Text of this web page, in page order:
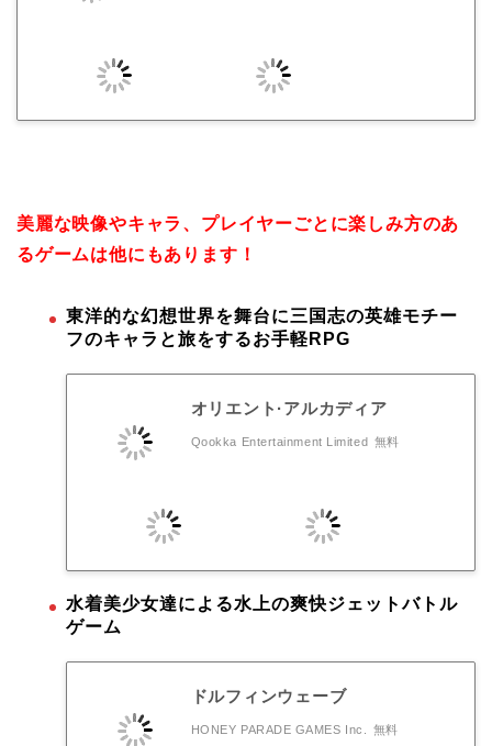
美麗な映像やキャラ、プレイヤーごとに楽しみ方のあ
るゲームは他にもあります！
東洋的な幻想世界を舞台に三国志の英雄モチー
フのキャラと旅をするお手軽RPG
オリエント·アルカディア
Qookka Entertainment Limited 無料
水着美少女達による水上の爽快ジェットバトル
ゲーム
ドルフィンウェーブ
HONEY PARADE GAMES Inc. 無料